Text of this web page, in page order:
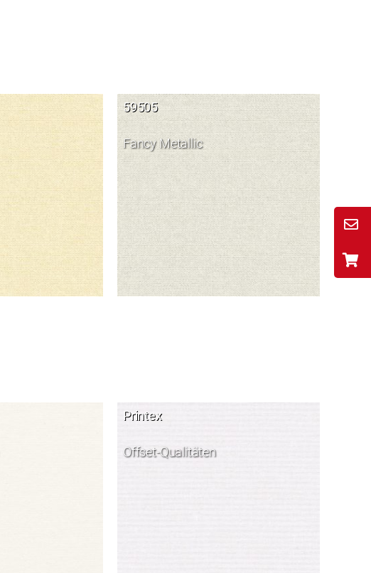
59505
Fancy Metallic
Printex
Offset-Qualitäten